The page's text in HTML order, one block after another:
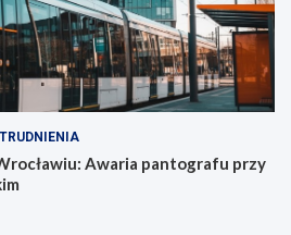
Awaria pantografu przy